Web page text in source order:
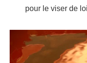
pour le viser de